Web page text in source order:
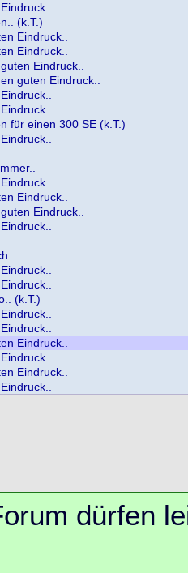
(k.T.)
Eindruck..
Eindruck..
Eindruck..
guten Eindruck..
für einen 300 SE (k.T.)
Eindruck..
Eindruck..
(k.T.)
Eindruck..
Eindruck..
dürfen